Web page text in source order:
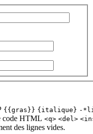
{{gras}} {italique} -
code HTML <q> <del>
des lignes vides.